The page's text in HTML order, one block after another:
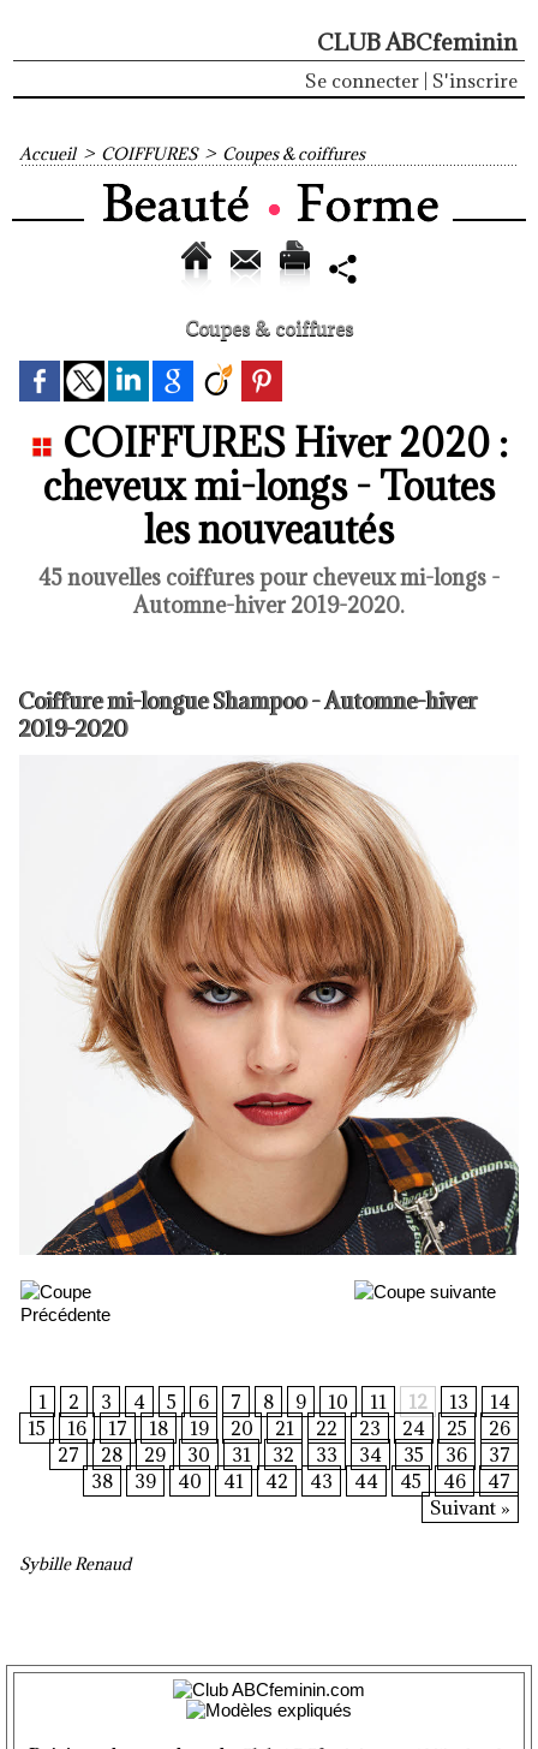
CLUB ABCfeminin
Se connecter S'inscrire
Accueil > COIFFURES > Coupes & coiffures
Coupes & coiffures
COIFFURES Hiver 2020 :
cheveux mi-longs - Toutes
les nouveautés
45 nouvelles coiffures pour cheveux mi-longs -
Automne-hiver 2019-2020.
Coiffure mi-longue Shampoo - Automne-hiver
2019-2020
1 2 3 4 5 6 7 8 9 10 11 12 13
14
15
16 17 18 19 20 21 22 23 24 25
26
27
28 29 30 31 32 33 34 35 36
37
38
39 40 41 42 43 44 45 46
47
Suivant »
Sybille Renaud